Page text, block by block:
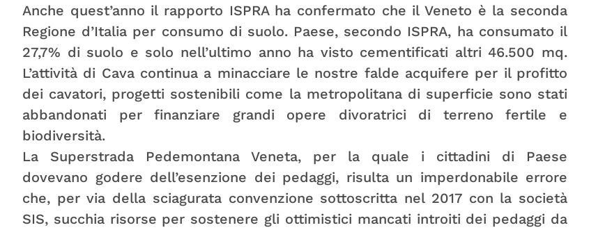
Anche quest’anno il rapporto ISPRA ha confermato che il Veneto è la seconda
Regione d’Italia per consumo di suolo. Paese, secondo ISPRA, ha consumato il
27,7% di suolo e solo nell’ultimo anno ha visto cementificati altri 46.500 mq.
L’attività di Cava continua a minacciare le nostre falde acquifere per il profitto
dei cavatori, progetti sostenibili come la metropolitana di superficie sono stati
abbandonati per finanziare grandi opere divoratrici di terreno fertile e
biodiversità.
La Superstrada Pedemontana Veneta, per la quale i cittadini di Paese
dovevano godere dell’esenzione dei pedaggi, risulta un imperdonabile errore
che, per via della sciagurata convenzione sottoscritta nel 2017 con la società
SIS, succhia risorse per sostenere gli ottimistici mancati introiti dei pedaggi da